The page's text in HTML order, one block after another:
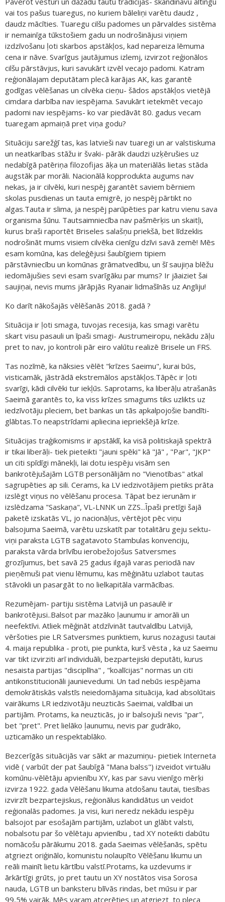
vai tos pašus tuaregus, no kuriem bāleliņi varētu daudz ,
daudz mācīties. Tuaregu cilšu padomes un pārvaldes sistēma
ir nemainīga tūkstošiem gadu un nodrošinājusi viņiem
izdzīvošanu ļoti skarbos apstākļos, kad nepareiza lēmuma
cena ir nāve. Svarīgus jautājumus izlemj, izvirzot reģionālos
cilšu pārstāvjus, kuri savukārt izvēl vecajo padomi. Katram
reģionālajam deputātam plecā karājas AK, kas garantē
godīgas vēlēšanas un cilvēka cieņu- šādos apstākļos vietējā
cimdara darbība nav iespējama. Savukārt ietekmēt vecajo
padomi nav iespējams- ko var piedāvāt 80. gadus vecam
tuaregam apmaiņā pret viņa godu?
Situāciju sarežģī tas, kas latvieši nav tuaregi un ar valstiskuma
un neatkarības stāžu ir švaki- pārāk daudzi uzķērušies uz
nedabīgā patēriņa filozofijas āķa un materiālās lietas stāda
augstāk par morāli. Nacionālā kopprodukta augums nav
nekas, ja ir cilvēki, kuri nespēj garantēt saviem bērniem
skolas pusdienas un tauta emigrē, jo nespēj pārtikt no
algas.Tauta ir slima, ja nespēj parūpēties par katru vienu sava
organisma šūnu. Tautsaimniecība nav pašmērķis un skaitļi,
kurus braši raportēt Briseles salašņu priekšā, bet līdzeklis
nodrošināt mums visiem cilvēka cienīgu dzīvi savā zemē! Mēs
esam komūna, kas deleģējusi šaubīgiem tipiem
pārstāvniecību un komūnas grāmatvedību, un šī saujiņa blēžu
iedomājušies sevi esam svarīgāku par mums? Ir jāaiziet šai
saujiņai, nevis mums jārāpjās Ryanair lidmašīnās uz Angliju!
Ko darīt nākošajās vēlēšanās 2018. gadā ?
Situācija ir ļoti smaga, tuvojas recesija, kas smagi varētu
skart visu pasauli un īpaši smagi- Austrumeiropu, nekādu zāļu
pret to nav, jo kontroli pār eiro valūtu realizē Brisele un FRS.
Tas nozīmē, ka nāksies vēlēt "krīzes Saeimu", kurai būs,
visticamāk, jāstrādā ekstremālos apstākļos.Tāpēc ir ļoti
svarīgi, kādi cilvēki tur iekļūs. Saprotams, ka liberāļu atrašanās
Saeimā garantēs to, ka viss krīzes smagums tiks uzlikts uz
iedzīvotāju pleciem, bet bankas un tās apkalpojošie bandīti-
glābtas.To neapstrīdami apliecina iepriekšējā krīze.
Situācijas traģikomisms ir apstāklī, ka visā politiskajā spektrā
ir tikai liberāļi- tiek pieteikti "jauni spēki" kā "Jā" , "Par", "JKP"
un citi spīdīgi mānekļi, lai dotu iespēju visām sen
bankrotējušajām LGTB personālijām no "Vienotības" atkal
sagrupēties ap sili. Cerams, ka LV iedzivotājiem pietiks prāta
izslēgt viņus no vēlēšanu procesa. Tāpat bez ierunām ir
izslēdzama "Saskaņa", VL-LNNK un ZZS...Īpaši pretīgi šajā
paketē izskatās VL, jo nacionāļus, vērtējot pēc viņu
balsojuma Saeimā, varētu uzskatīt par totalitāru geju sektu-
viņi paraksta LGTB sagatavoto Stambulas konvenciju,
paraksta vārda brīvību ierobežojošus Satversmes
grozījumus, bet savā 25 gadus ilgajā varas periodā nav
pieņēmuši pat vienu lēmumu, kas mēģinātu uzlabot tautas
stāvokli un pasargāt to no lielkapitāla varmācības.
Rezumējam- partiju sistēma Latvijā un pasaulē ir
bankrotējusi..Balsot par mazāko ļaunumu ir amorāli un
neefektīvi. Atliek mēģināt atdzīvināt tautvaldību Latvijā,
vēršoties pie LR Satversmes punktiem, kurus nozagusi tautai
4. maija republika - proti, pie punkta, kurš vēsta , ka uz Saeimu
var tikt izvirziti arī individuāli, bezpartejiski deputāti, kurus
nesaista partijas "disciplīna" , "koalīcijas" normas un citi
antikonstitucionāli jaunievedumi. Un tad nebūs iespējama
demokrātiskās valstīs neiedomājama situācija, kad absolūtais
vairākums LR iedzivotāju neuzticās Saeimai, valdībai un
partijām. Protams, ka neuzticās, jo ir balsojuši nevis "par",
bet "pret". Pret lielāko ļaunumu, nevis par gudrāko,
uzticamāko un respektablāko.
Bezcerīgās situācijās var sākt ar mazumiņu- pietiek Interneta
vidē ( varbūt der pat šaubīgā "Mana balss") izveidot virtuālu
komūnu-vēlētāju apvienību XY, kas par savu vienīgo mērķi
izvirza 1922. gada Vēlēšanu likuma atdošanu tautai, tiesības
izvirzīt bezpartejiskus, reģionālus kandidātus un veidot
reģionalās padomes. Ja visi, kuri neredz nekādu iespēju
balsojot par esošajām partijām, uzlabot un glābt valsti,
nobalsotu par šo vēlētaju apvienību , tad XY noteikti dabūtu
nomācošu pārākumu 2018. gada Saeimas vēlēšanās, spētu
atgriezt oriģinālo, komunistu nolaupīto Vēlēšanu likumu un
reāli mainīt lietu kārtību valstī.Protams, ka uzdevums ir
ārkārtīgi grūts, jo pret tautu un XY nostātos visa Sorosa
nauda, LGTB un banksteru blīvās rindas, bet mūsu ir par
99,5% vairāk. Mēs varam atcerēties un atgriezt to pleca